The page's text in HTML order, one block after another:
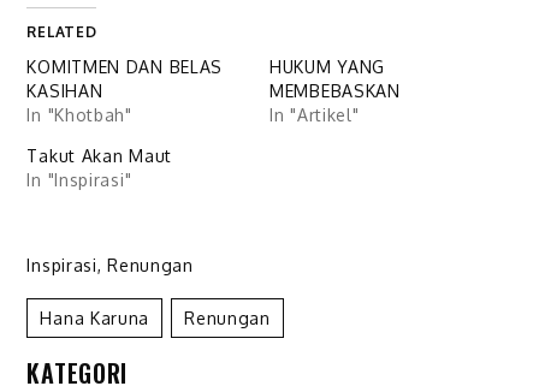
RELATED
KOMITMEN DAN BELAS
KASIHAN
In "Khotbah"
HUKUM YANG
MEMBEBASKAN
In "Artikel"
Takut Akan Maut
In "Inspirasi"
Inspirasi,Renungan
Hana Karuna Renungan
KATEGORI